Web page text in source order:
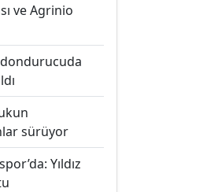
ve Agrinio
dondurucuda
sürüyor
Yıldız